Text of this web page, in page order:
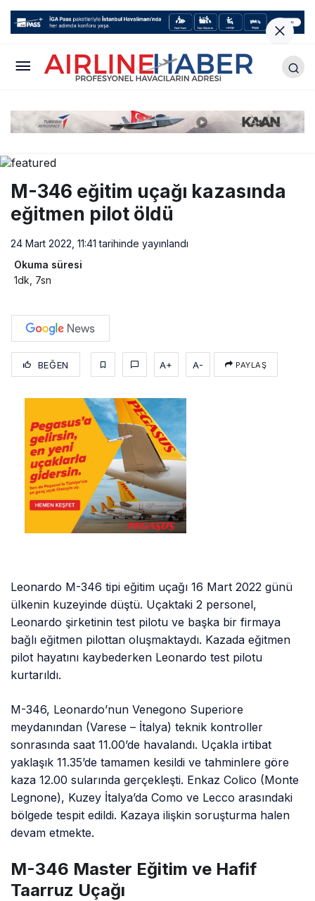
M-346 eğitim uçağı kazasında
eğitmen pilot öldü
24 Mart 2022, 11:41 tarihinde yayınlandı
Okuma süresi
1dk, 7sn
BEĞEN A+ A- PAYLAŞ
Leonardo M-346 tipi eğitim uçağı 16 Mart 2022 günü
ülkenin kuzeyinde düştü. Uçaktaki 2 personel,
Leonardo şirketinin test pilotu ve başka bir firmaya
bağlı eğitmen pilottan oluşmaktaydı. Kazada eğitmen
pilot hayatını kaybederken Leonardo test pilotu
kurtarıldı.
M-346, Leonardo’nun Venegono Superiore
meydanından (Varese – İtalya) teknik kontroller
sonrasında saat 11.00’de havalandı. Uçakla irtibat
yaklaşık 11.35’de tamamen kesildi ve tahminlere göre
kaza 12.00 sularında gerçekleşti. Enkaz Colico (Monte
Legnone), Kuzey İtalya’da Como ve Lecco arasındaki
bölgede tespit edildi. Kazaya ilişkin soruşturma halen
devam etmekte.
M-346 Master Eğitim ve Hafif
Taarruz Uçağı